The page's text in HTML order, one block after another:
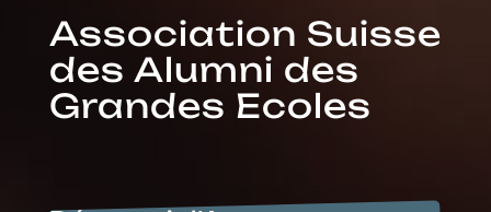
Association Suisse
des Alumni des
Grandes Ecoles